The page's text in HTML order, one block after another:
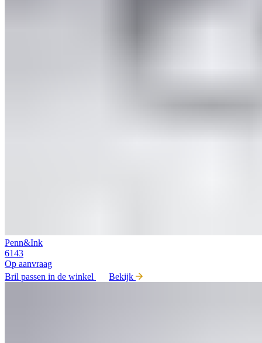
Penn&Ink
6143
Op aanvraag
Bril passen in de winkel
Bekijk